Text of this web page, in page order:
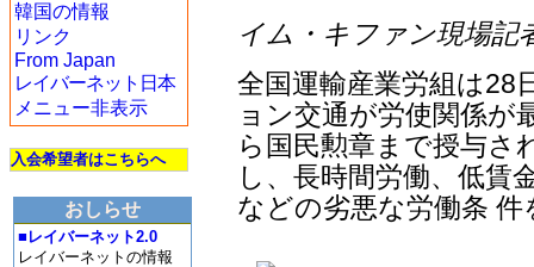
韓国の情報
リンク
From Japan
レイバーネット日本
メニュー非表示
入会希望者はこちらへ
おしらせ
■レイバーネット2.0
レイバーネットの情報
イム・キファン現場記
全国運輸産業労組は28
ョン交通が労使関係が
ら国民勲章まで授与さ
し、長時間労働、低賃
などの劣悪な労働条 件